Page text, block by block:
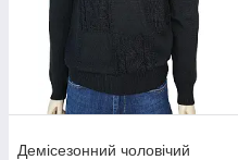
Демісезонний чоловічий